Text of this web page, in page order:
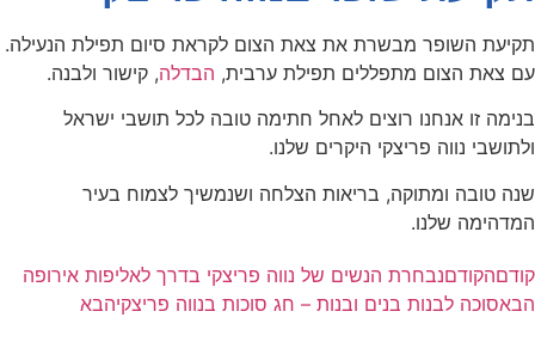
תקיעת השופר מבשרת את צאת הצום לקראת סיום תפילת הנעילה.
עם צאת הצום מתפללים תפילת ערבית, הבדלה, קישור ולבנה.
בנימה זו אנחנו רוצים לאחל חתימה טובה לכל תושבי ישראל
ולתושבי נווה פריצקי היקרים שלנו.
שנה טובה ומתוקה, בריאות הצלחה ושנמשיך לצמוח בעיר
המדהימה שלנו.
קודםהקודםנבחרת הנשים של נווה פריצקי בדרך לאליפות אירופה
הבאסוכה לבנות בנים ובנות – חג סוכות בנווה פריצקיהבא